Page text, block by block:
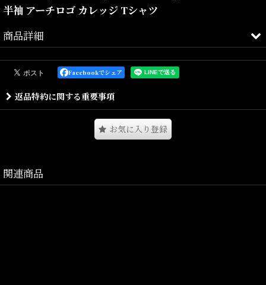
半袖 アーチロゴ カレッジ Tシャツ
商品詳細
ユニバーシティスクリプトTシャツはコットンジャージで構成さ
れ、
左胸にグラフィックプリントが施されています。
着心地の良い生地感もポイントです。
Size(サイズ)／
Facebookでシェア
返品特約に関する重要事項
お気に入り登録
関連商品